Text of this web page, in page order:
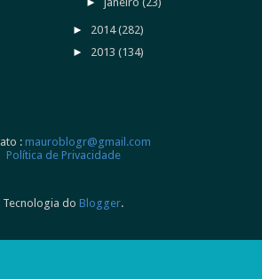
► 2014(282)
► 2013 (134)
: mauroblogr@gmail.com
Política de Privacidade
Tecnologia do Blogger.